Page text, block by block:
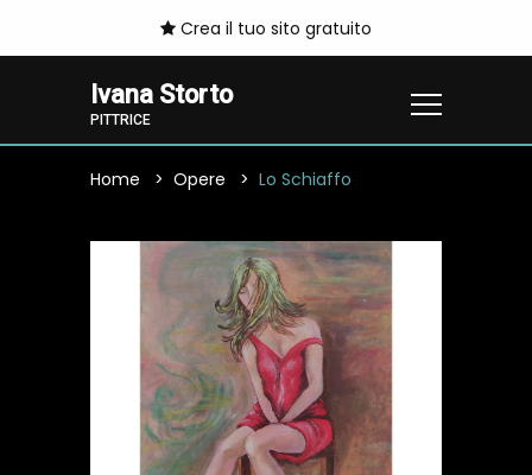
Crea il tuo sito gratuito
Ivana Storto
PITTRICE
Home Opere Lo Schiaffo